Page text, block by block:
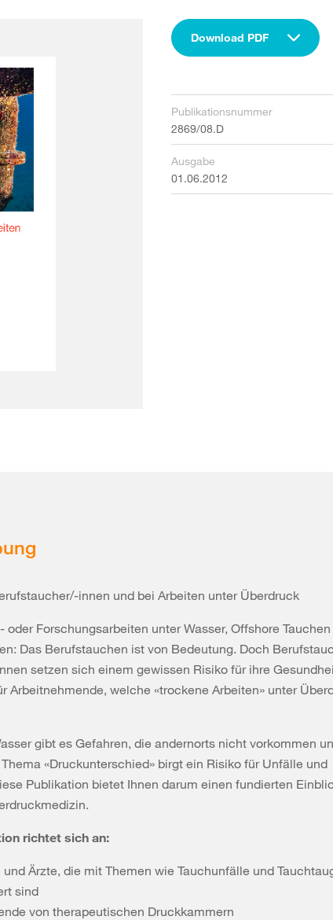
Download PDF
Publikationsnummer
2869/08.D
Ausgabe
01.06.2012
innen und bei Arbeiten unter Überdruck
oder Forschungsarbeiten unter Wasser, Offshore
Das Berufstauchen ist von Bedeutung. Doch
setzen sich einem gewissen Risiko für ihre
Arbeitnehmende, welche «trockene Arbeiten» unter
gibt es Gefahren, die andernorts nicht vorkommen
«Druckunterschied» birgt ein Risiko für Unfälle und
Publikation bietet Ihnen darum einen fundierten
richtet sich an:
und Ärzte, die mit Themen wie Tauchunfälle und
sind
von therapeutischen Druckkammern